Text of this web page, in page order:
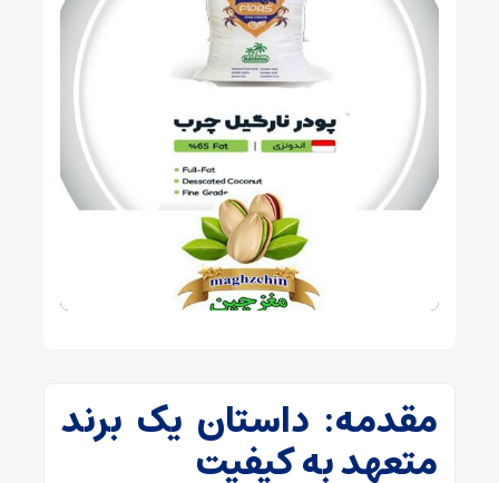
مقدمه: داستان یک برند
متعهد به کیفیت